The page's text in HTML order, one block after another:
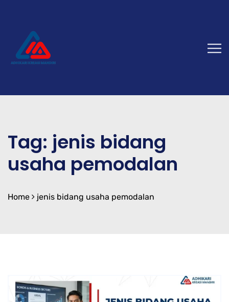
Tag: jenis bidang
usaha pemodalan
Home jenis bidang usaha pemodalan